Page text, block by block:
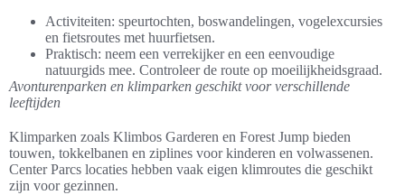
Activiteiten: speurtochten, boswandelingen, vogelexcursies
en fietsroutes met huurfietsen.
Praktisch: neem een verrekijker en een eenvoudige
natuurgids mee. Controleer de route op moeilijkheidsgraad.
Avonturenparken en klimparken geschikt voor verschillende
leeftijden
Klimparken zoals Klimbos Garderen en Forest Jump bieden
touwen, tokkelbanen en ziplines voor kinderen en volwassenen.
Center Parcs locaties hebben vaak eigen klimroutes die geschikt
zijn voor gezinnen.